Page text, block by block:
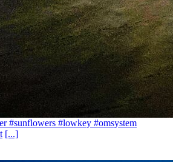
#sunflowers #lowkey #omsystem
[...]